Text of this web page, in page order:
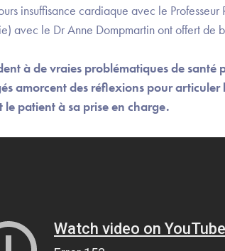
insuffisance cardiaque avec le
avec le Dr Anne Dompmartin ont offert de
à de vraies problématiques de santé
amorcent des réflexions pour
patient à sa prise en charge.